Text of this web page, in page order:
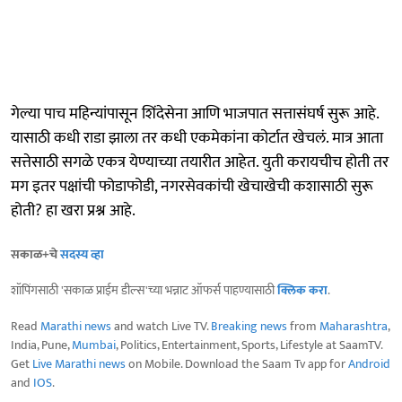
गेल्या पाच महिन्यांपासून शिंदेसेना आणि भाजपात सत्तासंघर्ष सुरू आहे.
यासाठी कधी राडा झाला तर कधी एकमेकांना कोर्टात खेचलं. मात्र आता
सत्तेसाठी सगळे एकत्र येण्याच्या तयारीत आहेत. युती करायचीच होती तर
मग इतर पक्षांची फोडाफोडी, नगरसेवकांची खेचाखेची कशासाठी सुरू
होती? हा खरा प्रश्न आहे.
सकाळ+चेसदस्य व्हा
शॉपिंगसाठी 'सकाळ प्राईम डील्स'च्या भन्नाट ऑफर्स पाहण्यासाठीक्लिक करा.
Read Marathi newsand watch Live TV.Breaking newsfrom Maharashtra,
India, Pune,Mumbai, Politics, Entertainment, Sports, Lifestyle at SaamTV.
GetLive Marathi newson Mobile. Download the Saam Tv app forAndroid
and IOS.